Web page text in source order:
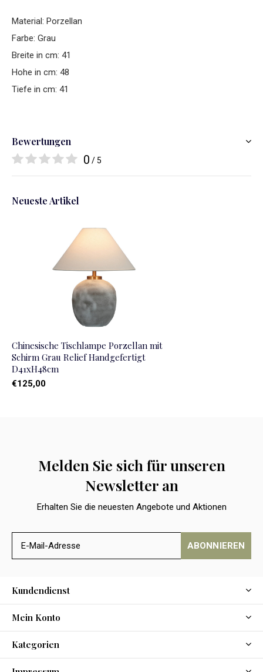
Material: Porzellan
Farbe: Grau
Breite in cm: 41
Hohe in cm: 48
Tiefe in cm: 41
Bewertungen
0 / 5
Neueste Artikel
Chinesische Tischlampe Porzellan mit
Schirm Grau Relief Handgefertigt
D41xH48cm
€125,00
Melden Sie sich für unseren
Newsletter an
Erhalten Sie die neuesten Angebote und Aktionen
ABONNIEREN
Kundendienst
Mein Konto
Kategorien